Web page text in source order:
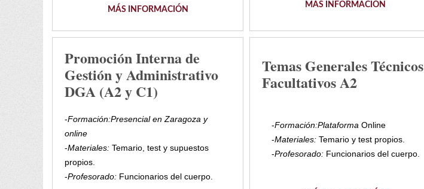
MÁS INFORMACIÓN
MÁS INFORMACIÓN
Promoción Interna de
Gestión y Administrativo
DGA (A2 y C1)
-Formación:Presencial en Zaragoza y
online
-Materiales: Temario, test y supuestos
propios.
-Profesorado: Funcionarios del cuerpo.
Temas Generales Técnicos
Facultativos A2
-Formación:Plataforma Online
-Materiales:Temario y test propios.
-Profesorado:Funcionarios del cuerpo.